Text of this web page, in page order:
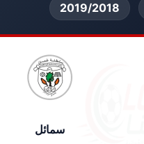
2019/2018
سمائل